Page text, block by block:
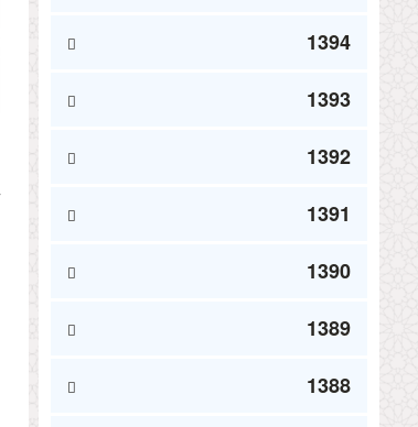
1394
1393
1392
1391
1390
1389
1388